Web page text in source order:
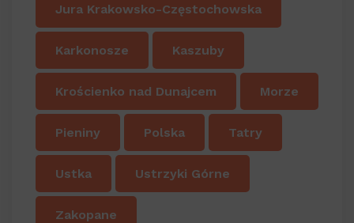
Jura Krakowsko-Częstochowska
Karkonosze Kaszuby
Krościenko nad Dunajcem Morze
Pieniny Polska Tatry
Ustka Ustrzyki Górne
Zakopane